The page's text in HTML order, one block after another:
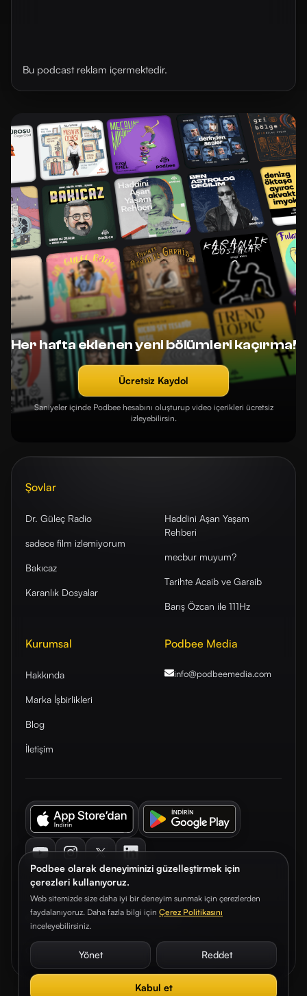
Podbee olarak deneyiminizi güzelleştirmek için
çerezleri kullanıyoruz.
Web sitemizde size daha iyi bir deneyim sunmak için çerezlerden
faydalanıyoruz. Daha fazla bilgi için Çerez Politikasını
inceleyebilirsiniz.
Yönet Reddet
Kabul et
Bu podcast reklam içermektedir.
Her hafta eklenen yeni bölümleri kaçırma!
Ücretsiz Kaydol
Saniyeler içinde Podbee hesabını oluşturup video içerikleri ücretsiz
izleyebilirsin.
Şovlar
Dr. Güleç Radio
sadece film izlemiyorum
Bakıcaz
Karanlık Dosyalar
Haddini Aşan Yaşam
Rehberi
mecbur muyum?
Tarihte Acaib ve Garaib
Barış Özcan ile 111Hz
Kurumsal
Hakkında
Marka İşbirlikleri
Blog
İletişim
Podbee Media
info@podbeemedia.com
© 2026. Podbee Media. Tüm hakları saklıdır.
Çerez TercihleriAydınlatma Metni Gizlilik Sözleşmesi